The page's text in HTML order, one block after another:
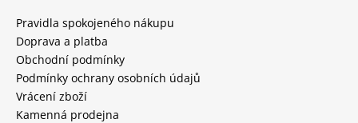
Pravidla spokojeného nákupu
Doprava a platba
Obchodní podmínky
Podmínky ochrany osobních údajů
Vrácení zboží
Kamenná prodejna